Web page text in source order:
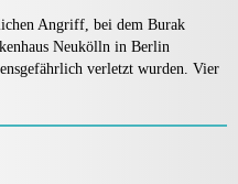
Angriff, bei dem Burak
Neukölln in Berlin
verletzt wurden. Vier